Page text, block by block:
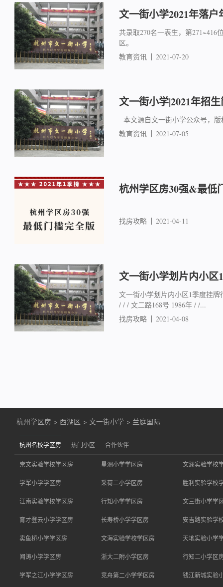
文一街小学2021年落户
共录取270名一表生，第
区。
教育资讯
2021-07-20
文一街小学|2021年招
本文源自文一街小学公众号，
教育资讯
2021-07-05
杭州学区房30强&最低
找房攻略 2021-04-11
文一街小学划片内小区
文一街小学划片内小区1季度挂
/ / / 文二路168号 1986年 / /...
找房攻略
2021-04-08
杭州学区房 > 西湖区 >文一街小学 > 兰庭国际
杭州名校学区房 热门小区 合作伙伴
崇文实验学校学区房 星洲小学学区房 文澜实验学校
学军小学学区房 采荷二小学区房 胜利实验学校
江南实验学校学区房 行知小学学区房 文三街小学学
育才登云小学学区房 长寿桥小学学区房 安吉路实验学
卖鱼桥小学学区房 文海实验学校学区房 天地实验小学
闻涛小学学区房 浙大二附小学区房 行知二小学区
学军之江小学学区房 竞舟第二小学学区房 钱江新城实验